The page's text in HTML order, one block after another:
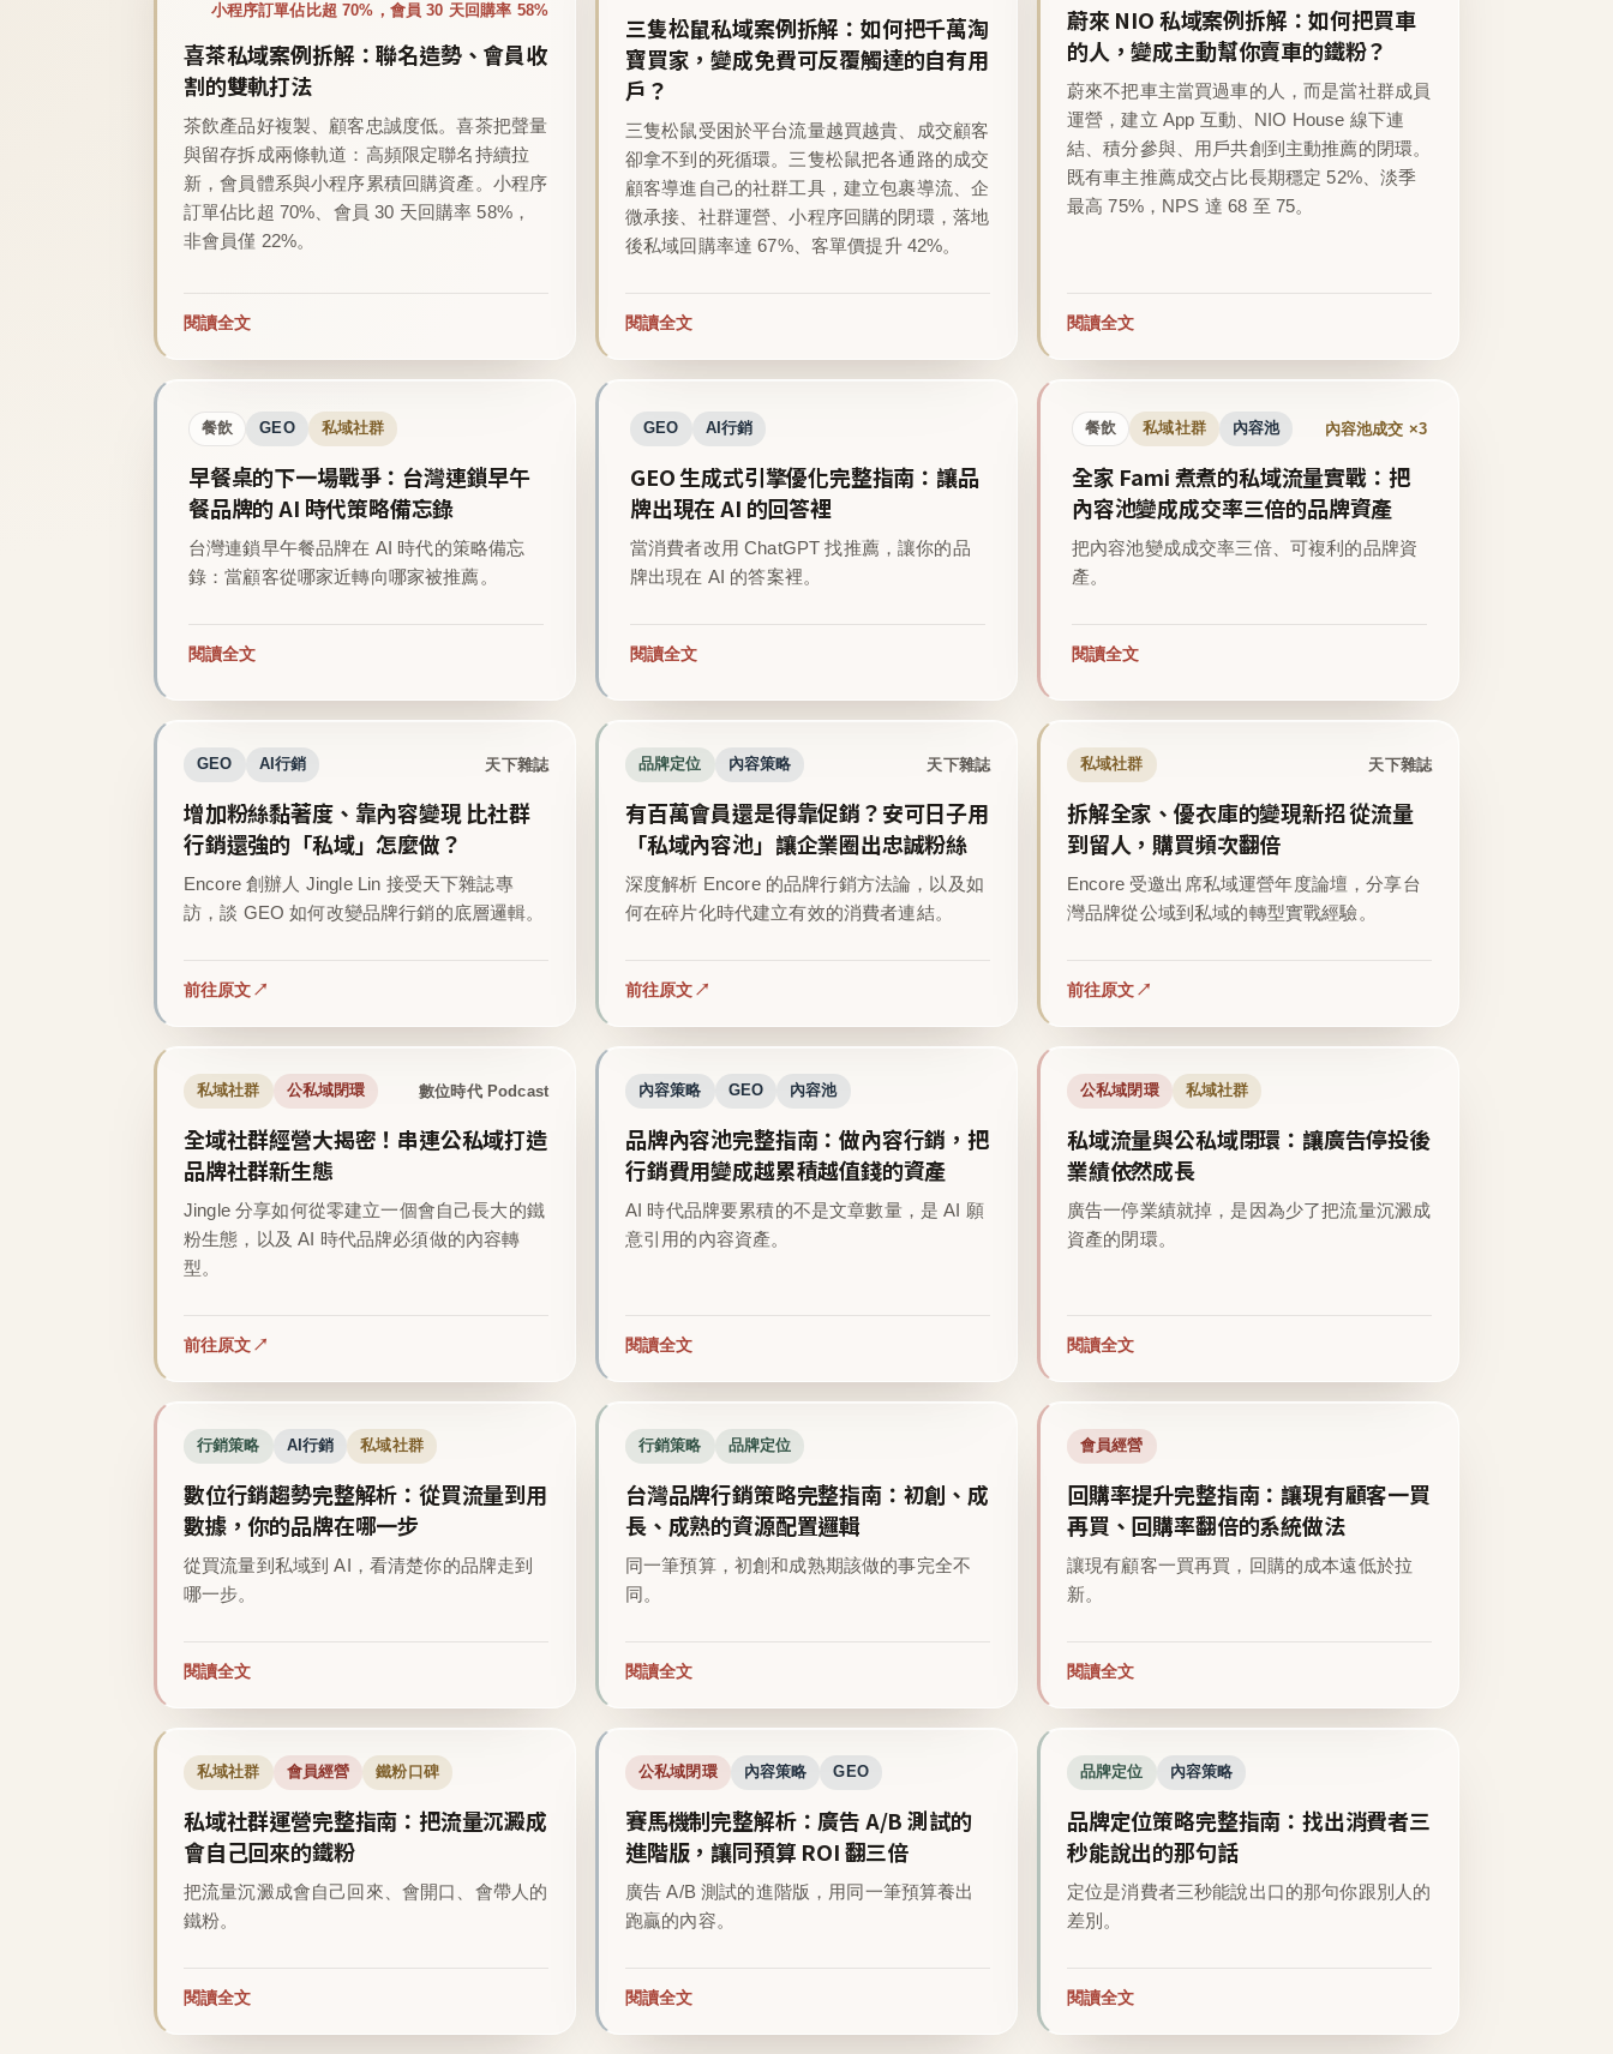
小程序訂單佔比超 70%，會員 30 天回購率 58%
喜茶私域案例拆解：聯名造勢、會員收
割的雙軌打法
茶飲產品好複製、顧客忠誠度低。喜茶把聲量
與留存拆成兩條軌道：高頻限定聯名持續拉
新，會員體系與小程序累積回購資產。小程序
訂單佔比超 70%、會員 30 天回購率 58%，
非會員僅 22%。
閱讀全文
三隻松鼠私域案例拆解：如何把千萬淘
寶買家，變成免費可反覆觸達的自有用
戶？
三隻松鼠受困於平台流量越買越貴、成交顧客
卻拿不到的死循環。三隻松鼠把各通路的成交
顧客導進自己的社群工具，建立包裹導流、企
微承接、社群運營、小程序回購的閉環，落地
後私域回購率達 67%、客單價提升 42%。
閱讀全文
蔚來 NIO 私域案例拆解：如何把買車
的人，變成主動幫你賣車的鐵粉？
蔚來不把車主當買過車的人，而是當社群成員
運營，建立 App 互動、NIO House 線下連
結、積分參與、用戶共創到主動推薦的閉環。
既有車主推薦成交占比長期穩定 52%、淡季
最高 75%，NPS 達 68 至 75。
閱讀全文
餐飲 GEO 私域社群
早餐桌的下一場戰爭：台灣連鎖早午
餐品牌的 AI 時代策略備忘錄
台灣連鎖早午餐品牌在 AI 時代的策略備忘
錄：當顧客從哪家近轉向哪家被推薦。
閱讀全文
GEO AI行銷
GEO 生成式引擎優化完整指南：讓品
牌出現在 AI 的回答裡
當消費者改用 ChatGPT 找推薦，讓你的品
牌出現在 AI 的答案裡。
閱讀全文
餐飲 私域社群 內容池 內容池成交 ×3
全家 Fami 煮煮的私域流量實戰：把
內容池變成成交率三倍的品牌資產
把內容池變成成交率三倍、可複利的品牌資
產。
閱讀全文
GEO AI行銷 天下雜誌
增加粉絲黏著度、靠內容變現 比社群
行銷還強的「私域」怎麼做？
Encore 創辦人 Jingle Lin 接受天下雜誌專
訪，談 GEO 如何改變品牌行銷的底層邏輯。
前往原文
品牌定位 內容策略 天下雜誌
有百萬會員還是得靠促銷？安可日子用
「私域內容池」讓企業圈出忠誠粉絲
深度解析 Encore 的品牌行銷方法論，以及如
何在碎片化時代建立有效的消費者連結。
前往原文
私域社群 天下雜誌
拆解全家、優衣庫的變現新招 從流量
到留人，購買頻次翻倍
Encore 受邀出席私域運營年度論壇，分享台
灣品牌從公域到私域的轉型實戰經驗。
前往原文
私域社群 公私域閉環 數位時代 Podcast
全域社群經營大揭密！串連公私域打造
品牌社群新生態
Jingle 分享如何從零建立一個會自己長大的鐵
粉生態，以及 AI 時代品牌必須做的內容轉
型。
前往原文
內容策略 GEO 內容池
品牌內容池完整指南：做內容行銷，把
行銷費用變成越累積越值錢的資產
AI 時代品牌要累積的不是文章數量，是 AI 願
意引用的內容資產。
閱讀全文
公私域閉環 私域社群
私域流量與公私域閉環：讓廣告停投後
業績依然成長
廣告一停業績就掉，是因為少了把流量沉澱成
資產的閉環。
閱讀全文
行銷策略 AI行銷 私域社群
數位行銷趨勢完整解析：從買流量到用
數據，你的品牌在哪一步
從買流量到私域到 AI，看清楚你的品牌走到
哪一步。
閱讀全文
行銷策略 品牌定位
台灣品牌行銷策略完整指南：初創、成
長、成熟的資源配置邏輯
同一筆預算，初創和成熟期該做的事完全不
同。
閱讀全文
會員經營
回購率提升完整指南：讓現有顧客一買
再買、回購率翻倍的系統做法
讓現有顧客一買再買，回購的成本遠低於拉
新。
閱讀全文
私域社群 會員經營 鐵粉口碑
私域社群運營完整指南：把流量沉澱成
會自己回來的鐵粉
把流量沉澱成會自己回來、會開口、會帶人的
鐵粉。
閱讀全文
公私域閉環 內容策略 GEO
賽馬機制完整解析：廣告 A/B 測試的
進階版，讓同預算 ROI 翻三倍
廣告 A/B 測試的進階版，用同一筆預算養出
跑贏的內容。
閱讀全文
品牌定位 內容策略
品牌定位策略完整指南：找出消費者三
秒能說出的那句話
定位是消費者三秒能說出口的那句你跟別人的
差別。
閱讀全文